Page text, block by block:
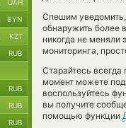
Спешим
обнаружить более
никогда не меняли
мониторинга,
Старайтесь
момент можете
воспользуйтесь
вы получите
помощью функции
UAH
BYN
KZT
RUB
RUB
RUB
RUB